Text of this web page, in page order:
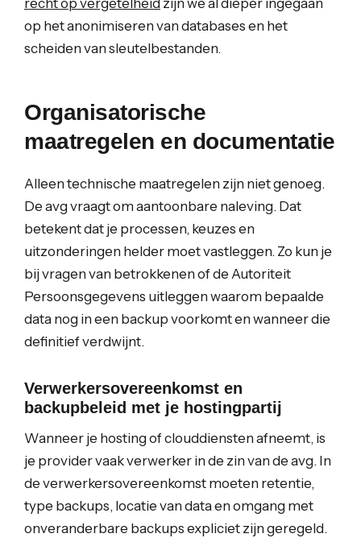
recht op vergetelheid zijn we al dieper ingegaan
op het anonimiseren van databases en het
scheiden van sleutelbestanden.
Organisatorische
maatregelen en documentatie
Alleen technische maatregelen zijn niet genoeg.
De avg vraagt om aantoonbare naleving. Dat
betekent dat je processen, keuzes en
uitzonderingen helder moet vastleggen. Zo kun je
bij vragen van betrokkenen of de Autoriteit
Persoonsgegevens uitleggen waarom bepaalde
data nog in een backup voorkomt en wanneer die
definitief verdwijnt.
Verwerkersovereenkomst en
backupbeleid met je hostingpartij
Wanneer je hosting of clouddiensten afneemt, is
je provider vaak verwerker in de zin van de avg. In
de verwerkersovereenkomst moeten retentie,
type backups, locatie van data en omgang met
onveranderbare backups expliciet zijn geregeld.